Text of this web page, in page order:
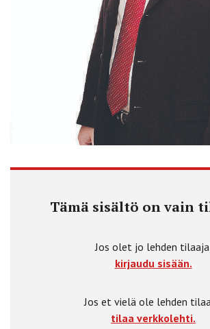
Tämä sisältö on vain
Jos olet jo lehden
kirjaudu sisään.
Jos et vielä ole lehden
tilaa verkkolehti.